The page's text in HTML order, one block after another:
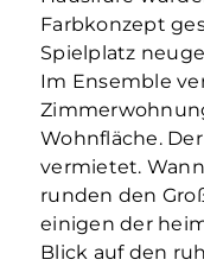
Farbkonzept
Spielplatz
Im Ensemble
Wohnfläche.
vermietet.
runden den
einigen der
Blick auf den